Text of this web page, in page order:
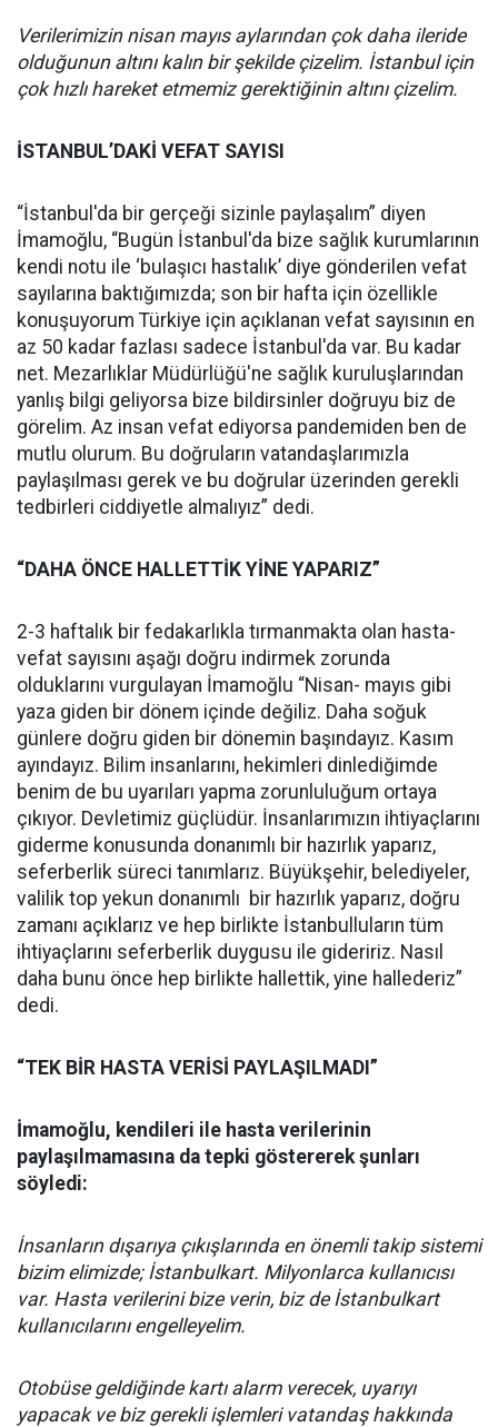
Verilerimizin nisan mayıs aylarından çok daha ileride
olduğunun altını kalın bir şekilde çizelim. İstanbul için
çok hızlı hareket etmemiz gerektiğinin altını çizelim.
İSTANBUL’DAKİ VEFAT SAYISI
“İstanbul'da bir gerçeği sizinle paylaşalım” diyen
İmamoğlu, “Bugün İstanbul'da bize sağlık kurumlarının
kendi notu ile ‘bulaşıcı hastalık’ diye gönderilen vefat
sayılarına baktığımızda; son bir hafta için özellikle
konuşuyorum Türkiye için açıklanan vefat sayısının en
az 50 kadar fazlası sadece İstanbul'da var. Bu kadar
net. Mezarlıklar Müdürlüğü'ne sağlık kuruluşlarından
yanlış bilgi geliyorsa bize bildirsinler doğruyu biz de
görelim. Az insan vefat ediyorsa pandemiden ben de
mutlu olurum. Bu doğruların vatandaşlarımızla
paylaşılması gerek ve bu doğrular üzerinden gerekli
tedbirleri ciddiyetle almalıyız” dedi.
“DAHA ÖNCE HALLETTİK YİNE YAPARIZ”
2-3 haftalık bir fedakarlıkla tırmanmakta olan hasta-
vefat sayısını aşağı doğru indirmek zorunda
olduklarını vurgulayan İmamoğlu “Nisan- mayıs gibi
yaza giden bir dönem içinde değiliz. Daha soğuk
günlere doğru giden bir dönemin başındayız. Kasım
ayındayız. Bilim insanlarını, hekimleri dinlediğimde
benim de bu uyarıları yapma zorunluluğum ortaya
çıkıyor. Devletimiz güçlüdür. İnsanlarımızın ihtiyaçlarını
giderme konusunda donanımlı bir hazırlık yaparız,
seferberlik süreci tanımlarız. Büyükşehir, belediyeler,
valilik top yekun donanımlı bir hazırlık yaparız, doğru
zamanı açıklarız ve hep birlikte İstanbulluların tüm
ihtiyaçlarını seferberlik duygusu ile gideririz. Nasıl
daha bunu önce hep birlikte hallettik, yine hallederiz”
dedi.
“TEK BİR HASTA VERİSİ PAYLAŞILMADI”
İmamoğlu, kendileri ile hasta verilerinin
paylaşılmamasına da tepki göstererek şunları
söyledi:
İnsanların dışarıya çıkışlarında en önemli takip sistemi
bizim elimizde; İstanbulkart. Milyonlarca kullanıcısı
var. Hasta verilerini bize verin, biz de İstanbulkart
kullanıcılarını engelleyelim.
Otobüse geldiğinde kartı alarm verecek, uyarıyı
yapacak ve biz gerekli işlemleri vatandaş hakkında